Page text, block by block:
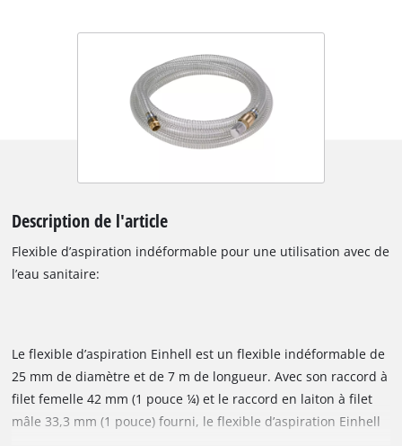
Description de l'article
Flexible d’aspiration indéformable pour une utilisation avec de
l’eau sanitaire:
Le flexible d’aspiration Einhell est un flexible indéformable de
25 mm de diamètre et de 7 m de longueur. Avec son raccord à
filet femelle 42 mm (1 pouce ¼) et le raccord en laiton à filet
mâle 33,3 mm (1 pouce) fourni, le flexible d’aspiration Einhell